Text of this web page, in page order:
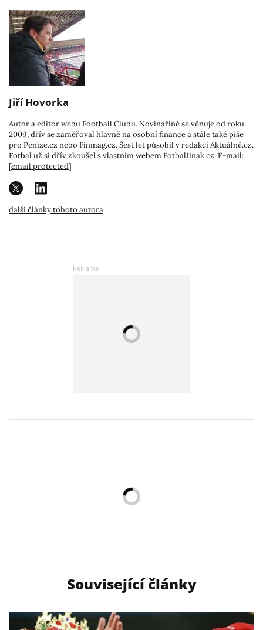
Jiří Hovorka
Autor a editor webu Football Clubu. Novinařině se věnuje od roku
2009, dřív se zaměřoval hlavně na osobní finance a stále také píše
pro Peníze.cz nebo Finmag.cz. Šest let působil v redakci Aktuálně.cz.
Fotbal už si dřív zkoušel s vlastním webem FotbalJinak.cz. E-mail:
[email protected]
další články tohoto autora
Související články